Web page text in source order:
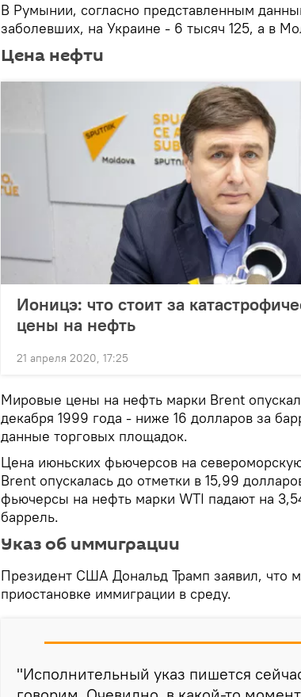
В Румынии, согласно представленным
заболевших, на Украине - 6 тысяч 125, а в
Цена нефти
Ионицэ: что стоит за
цены на нефть
21 апреля 2020, 17:25
Мировые цены на нефть марки Brent
декабря 1999 года - ниже 16 долларов за
данные торговых площадок.
Цена июньских фьючерсов на
Brent опускалась до отметки в 15,99
фьючерсы на нефть марки WTI падают на
баррель.
Указ об иммиграции
Президент США Дональд Трамп заявил, что
приостановке иммиграции в среду.
"Исполнительный указ пишется